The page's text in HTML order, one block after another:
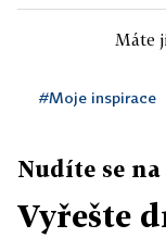
Máte
#Moje inspirace
Nudíte se na
Vyřešte